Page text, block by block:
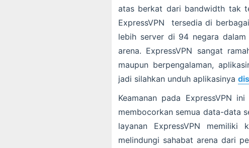
atas berkat dari bandwidth tak
ExpressVPN tersedia di
lebih server di 94 negara
arena. ExpressVPN sangat
maupun berpengalaman,
jadi silahkan unduh aplikasinya
Keamanan pada ExpressVPN
membocorkan semua data-data
layanan ExpressVPN
melindungi sahabat arena dari